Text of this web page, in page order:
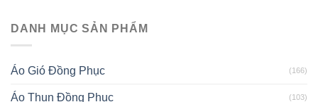
DANH MỤC SẢN PHẨM
Áo Gió Đồng Phục (166)
Áo Thun Đồng Phục (103)